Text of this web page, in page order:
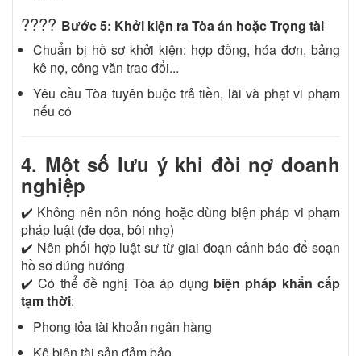
???? Bước 5: Khởi kiện ra Tòa án hoặc Trọng tài
Chuẩn bị hồ sơ khởi kiện: hợp đồng, hóa đơn, bảng
kê nợ, công văn trao đổi...
Yêu cầu Tòa tuyên buộc trả tiền, lãi và phạt vi phạm
nếu có
4. Một số lưu ý khi đòi nợ doanh
nghiệp
✔️ Không nên nôn nóng hoặc dùng biện pháp vi phạm
pháp luật (đe dọa, bôi nhọ)
✔️ Nên phối hợp luật sư từ giai đoạn cảnh báo để soạn
hồ sơ đúng hướng
✔️ Có thể đề nghị Tòa áp dụng biện pháp khẩn cấp
tạm thời:
Phong tỏa tài khoản ngân hàng
Kê biên tài sản đảm bảo